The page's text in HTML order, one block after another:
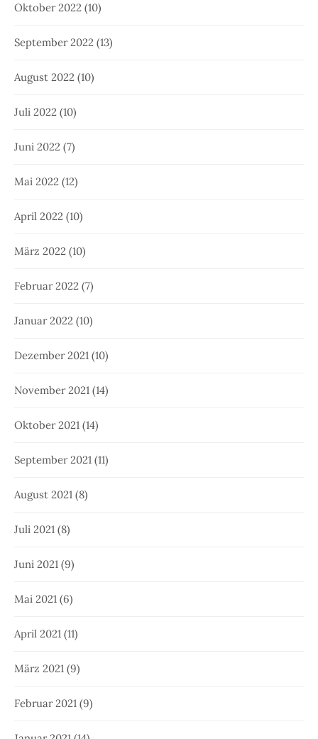
Oktober 2022 (10)
September 2022 (13)
August 2022 (10)
Juli 2022 (10)
Juni 2022 (7)
Mai 2022 (12)
April 2022 (10)
März 2022 (10)
Februar 2022 (7)
Januar 2022 (10)
Dezember 2021 (10)
November 2021 (14)
Oktober 2021 (14)
September 2021 (11)
August 2021 (8)
Juli 2021 (8)
Juni 2021 (9)
Mai 2021 (6)
April 2021 (11)
März 2021 (9)
Februar 2021 (9)